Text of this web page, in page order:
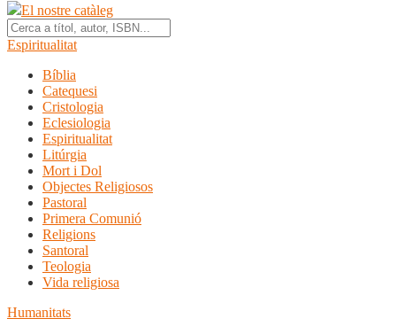
El nostre catàleg
Espiritualitat
Bíblia
Catequesi
Cristologia
Eclesiologia
Espiritualitat
Litúrgia
Mort i Dol
Objectes Religiosos
Pastoral
Primera Comunió
Religions
Santoral
Teologia
Vida religiosa
Humanitats